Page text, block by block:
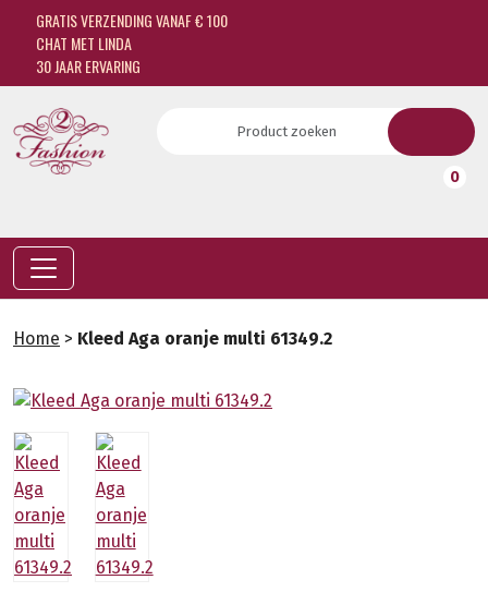
GRATIS VERZENDING VANAF € 100
CHAT MET LINDA
30 JAAR ERVARING
0
Home > Kleed Aga oranje multi 61349.2